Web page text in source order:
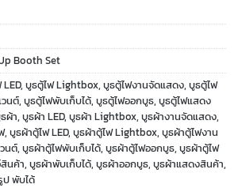
Booth Set
, บูธตู้ไฟ Lightbox, บูธตู้ไฟงานจัดแสดง, บูธตู้ไฟ
นต์, บูธตู้ไฟพับเก็บได้, บูธตู้ไฟออกบูธ, บูธตู้ไฟแสดง
ผ้า, บูธผ้า LED, บูธผ้า Lightbox, บูธผ้างานจัดแสดง,
, บูธผ้าตู้ไฟ LED, บูธผ้าตู้ไฟ Lightbox, บูธผ้าตู้ไฟงาน
นต์, บูธผ้าตู้ไฟพับเก็บได้, บูธผ้าตู้ไฟออกบูธ, บูธผ้าตู้ไฟ
นค้า, บูธผ้าพับเก็บได้, บูธผ้าออกบูธ, บูธผ้าแสดงสินค้า,
ป พับได้